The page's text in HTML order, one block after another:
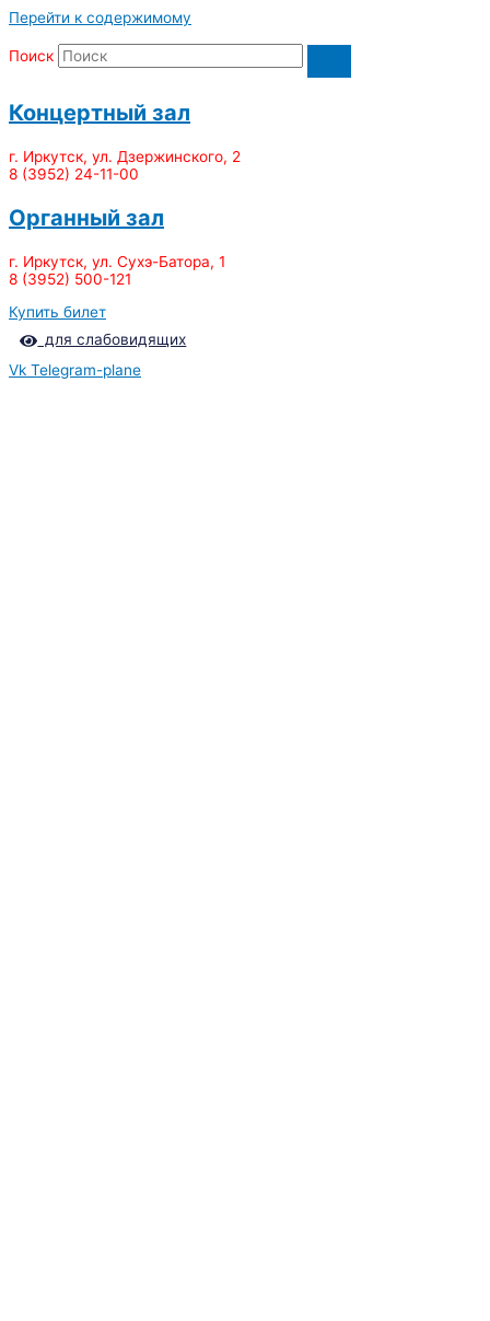
Перейти к содержимому
Поиск
Концертный зал
г. Иркутск, ул. Дзержинского, 2
8 (3952) 24-11-00
Органный зал
г. Иркутск, ул. Сухэ-Батора, 1
8 (3952) 500-121
Купить билет
для слабовидящих
Vk Telegram-plane